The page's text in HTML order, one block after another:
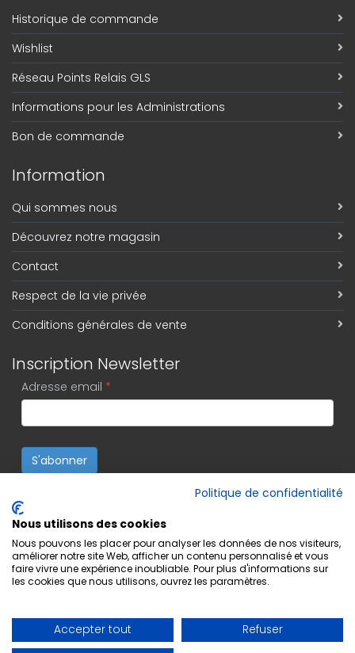
Historique de commande
Wishlist
Réseau Points Relais GLS
Informations pour les Administrations
Bon de commande
Information
Qui sommes nous
Découvrez notre magasin
Contact
Respect de la vie privée
Conditions générales de vente
Inscription Newsletter
Adresse email *
S'abonner
Politique de confidentialité
Nous utilisons des cookies
Nous pouvons les placer pour analyser les données de nos visiteurs,
améliorer notre site Web, afficher un contenu personnalisé et vous
faire vivre une expérience inoubliable. Pour plus d'informations sur
les cookies que nous utilisons, ouvrez les paramètres.
Accepter tout
Refuser